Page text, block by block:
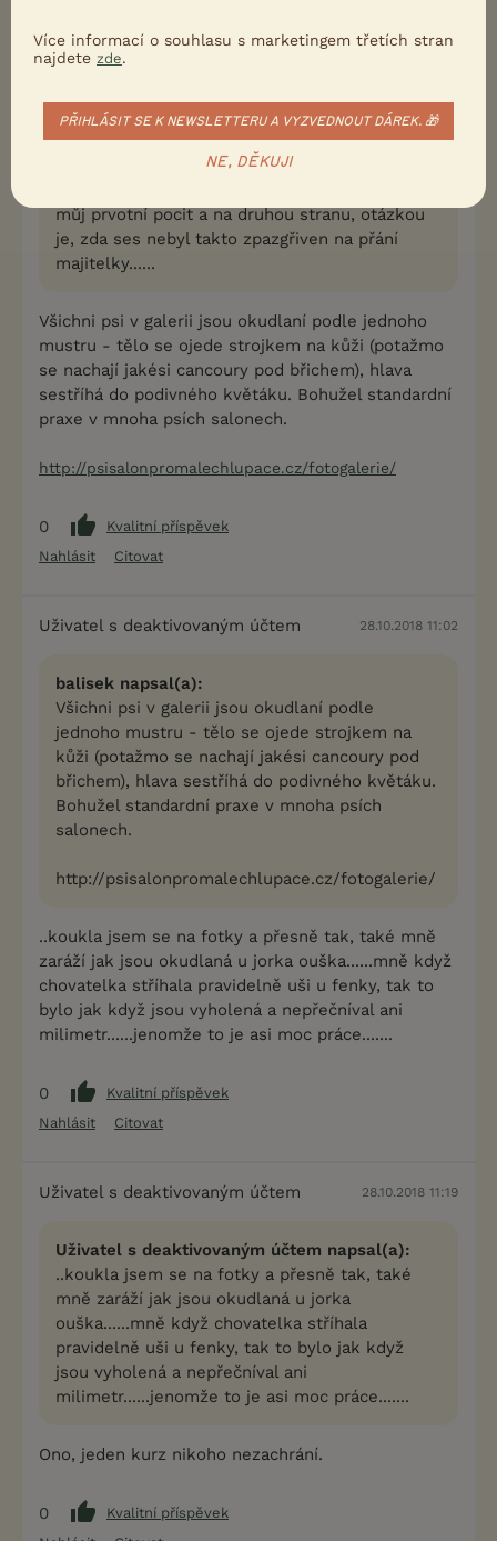
Uživatel s deaktivovaným účtem napsal(a):
..no ono už název salonu "pro malé chlupáče"
můj prvotní pocit a na druhou stranu, otázkou
je, zda ses nebyl takto zpazgřiven na přání
majitelky......
Všichni psi v galerii jsou okudlaní podle jednoho
mustru - tělo se ojede strojkem na kůži (potažmo
se nachají jakési cancoury pod břichem), hlava
sestříhá do podivného květáku. Bohužel standardní
praxe v mnoha psích salonech.
http://psisalonpromalechlupace.cz/fotogalerie/
0
Kvalitní příspěvek
Nahlásit
Citovat
Uživatel s deaktivovaným účtem 28.10.2018 11:02
balisek napsal(a):
Všichni psi v galerii jsou okudlaní podle
jednoho mustru - tělo se ojede strojkem na
kůži (potažmo se nachají jakési cancoury pod
břichem), hlava sestříhá do podivného květáku.
Bohužel standardní praxe v mnoha psích
salonech.
http://psisalonpromalechlupace.cz/fotogalerie/
..koukla jsem se na fotky a přesně tak, také mně
zaráží jak jsou okudlaná u jorka ouška......mně když
chovatelka stříhala pravidelně uši u fenky, tak to
bylo jak když jsou vyholená a nepřečníval ani
milimetr......jenomže to je asi moc práce.......
0
Kvalitní příspěvek
Nahlásit
Citovat
Uživatel s deaktivovaným účtem 28.10.2018 11:19
Uživatel s deaktivovaným účtem napsal(a):
..koukla jsem se na fotky a přesně tak, také
mně zaráží jak jsou okudlaná u jorka
ouška......mně když chovatelka stříhala
pravidelně uši u fenky, tak to bylo jak když
jsou vyholená a nepřečníval ani
milimetr......jenomže to je asi moc práce.......
Ono, jeden kurz nikoho nezachrání.
0
Kvalitní příspěvek
Více informací o souhlasu s marketingem třetích stran
najdete zde.
PŘIHLÁSIT SE K NEWSLETTERU A VYZVEDNOUT DÁREK. 🎁
NE, DĚKUJI